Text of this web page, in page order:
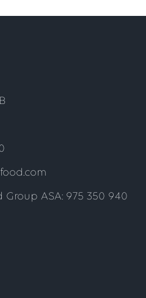
Group ASA: 975 350 940